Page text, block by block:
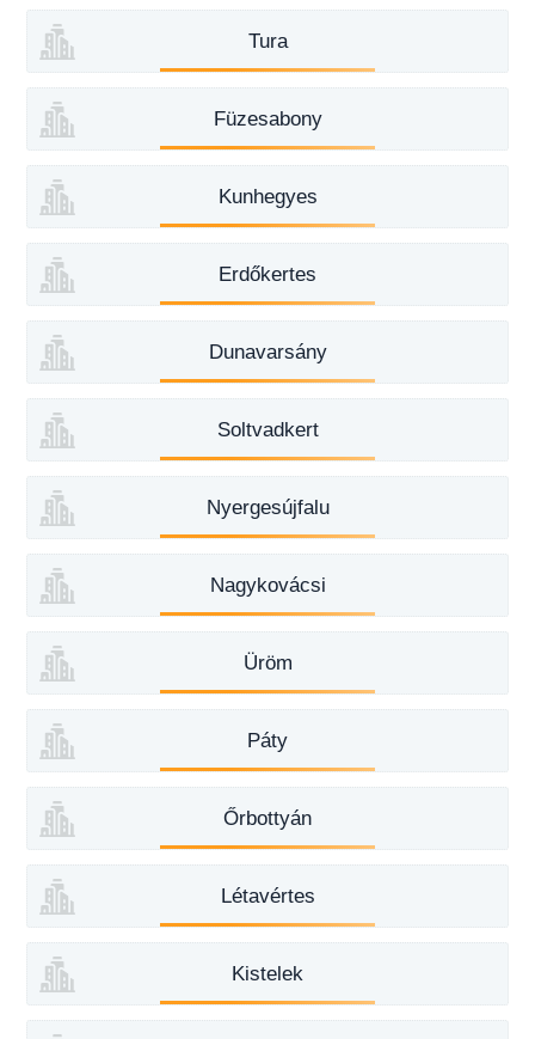
Tura
Füzesabony
Kunhegyes
Erdőkertes
Dunavarsány
Soltvadkert
Nyergesújfalu
Nagykovácsi
Üröm
Páty
Őrbottyán
Létavértes
Kistelek